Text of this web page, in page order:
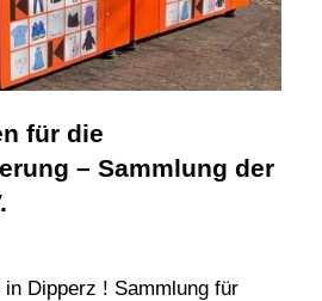
für die
– Sammlung der
Dipperz ! Sammlung für